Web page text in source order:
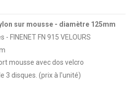
sur mousse - diamètre 125mm
FINENET FN 915 VELOURS
mousse avec dos velcro
3 disques. (prix à l'unité)